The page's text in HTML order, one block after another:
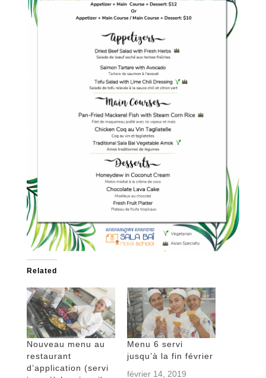
Related
Nouveau menu au
restaurant
d’application (servi
Menu 6 servi
jusqu’à la fin février
février 14, 2019